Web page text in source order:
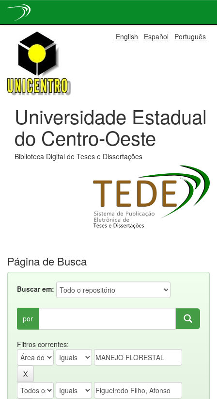
navigation
English Español Português
Universidade Estadual
do Centro-Oeste
Biblioteca Digital de Teses e Dissertações
Página de Busca
Buscar em:
por
Filtros correntes: